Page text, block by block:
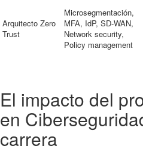
Arquitecto Zero
Trust
Microsegmentación,
MFA, IdP, SD-WAN,
Network security,
Policy management
El impacto del
en
carrera